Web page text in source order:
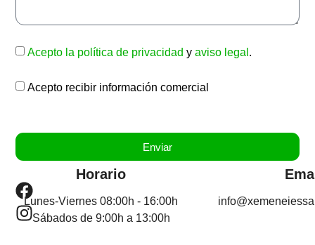
Acepto la política de privacidad yaviso legal .
Acepto recibir información comercial
Enviar
Horario
Lunes-Viernes 08:00h - 16:00h
Sábados de 9:00h a 13:00h